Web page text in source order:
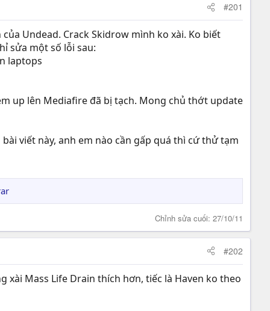
#201
Undead. Crack Skidrow mình ko xài. Ko biết
sửa một số lỗi sau:
laptops
up lên Mediafire đã bị tạch. Mong chủ thớt update
viết này, anh em nào cần gấp quá thì cứ thử tạm
Chỉnh sửa cuối: 27/10/11
#202
Mass Life Drain thích hơn, tiếc là Haven ko theo